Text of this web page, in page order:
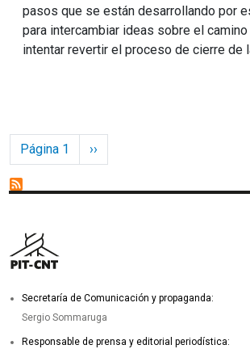
pasos que se están desarrollando por
para intercambiar ideas sobre el camino
intentar revertir el proceso de cierre de
Paginación
Página 1 Siguiente página
››
Secretaría de Comunicación y propaganda:
Sergio Sommaruga
Responsable de prensa y editorial periodística: